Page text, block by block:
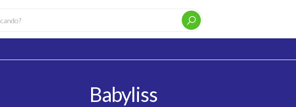
Babyliss